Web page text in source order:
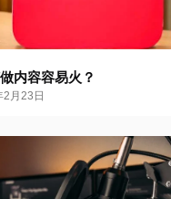
内容容易火？
月23日